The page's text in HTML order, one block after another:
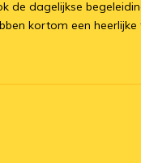
de dagelijkse
kortom een